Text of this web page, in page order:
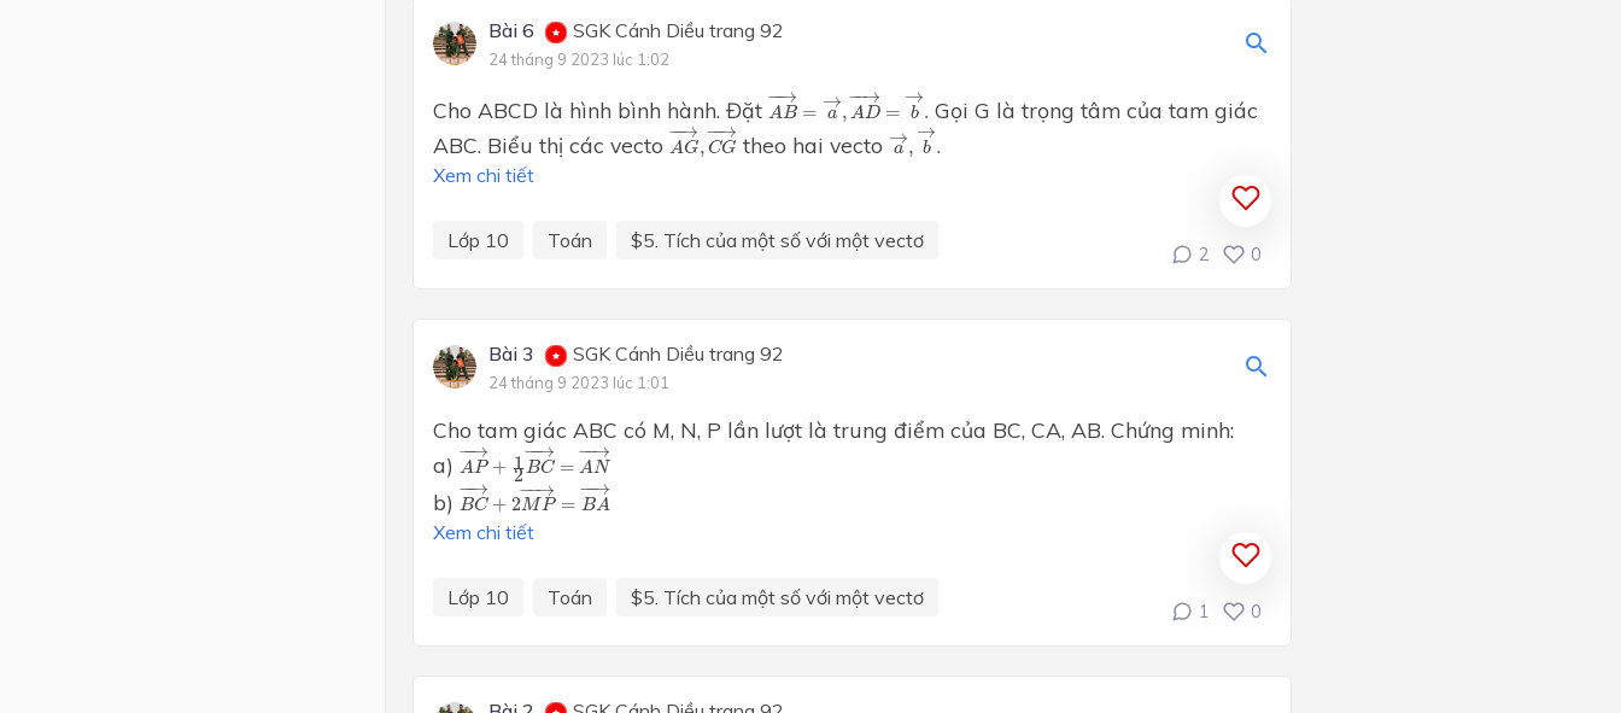
Bài 6 SGK Cánh Diều trang 92
24 tháng 9 2023 lúc 1:02
Cho ABCD là hình bình hành. Đặt
−
−→
AB = →
a ,
−
−→
AD =
→
b .
AB a →,AD →=b
Gọi G là trọng tâm của tam giác
ABC. Biểu thị các vecto
−
−→
AG,
−
−→
CG
AG →,CG →
theo hai vecto →
a ,
→
b .
→,b→ .
Xem chi tiết
Lớp 10 Toán $5. Tích của một số với một vectơ
2 0
Bài 3 SGK Cánh Diều trang 92
24 tháng 9 2023 lúc 1:01
Cho tam giác ABC có M, N, P lần lượt là trung điểm của BC, CA, AB. Chứng minh:
a)
−
−→
AP + 1
2
−
−→
BC =
−
−→
AN
AP 12B →=A
b)
−
−→
BC + 2
−
−→
MP =
−
−→
BA
BC→ +2MP =BA
Xem chi tiết
Lớp 10 Toán $5. Tích của một số với một vectơ
1 0